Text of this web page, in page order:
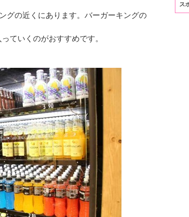
グの近くにあります。バーガーキングの
ていくのがおすすめです。
ス